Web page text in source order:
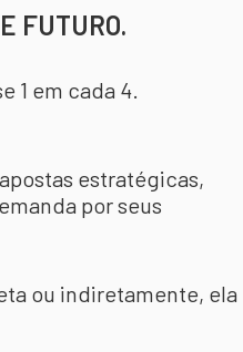
FUTURO.
1 em cada 4.
estratégicas,
por seus
ou indiretamente, ela